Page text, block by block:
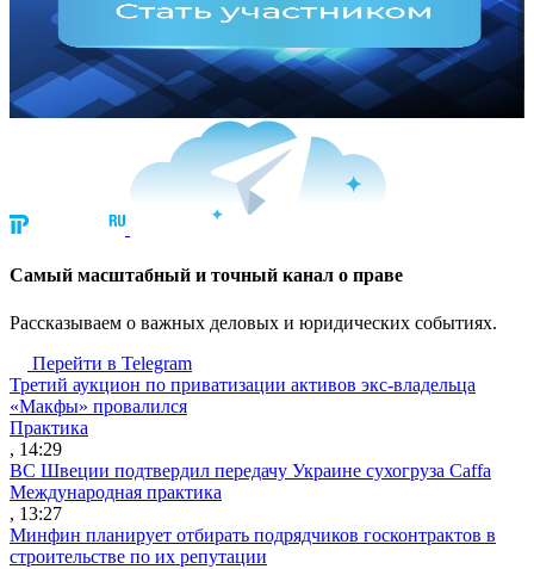
Cамый масштабный и точный канал о праве
Рассказываем о важных деловых и юридических событиях.
Перейти в Telegram
Третий аукцион по приватизации активов экс-владельца
«Макфы» провалился
Практика
, 14:29
ВС Швеции подтвердил передачу Украине сухогруза Caffa
Международная практика
, 13:27
Минфин планирует отбирать подрядчиков госконтрактов в
строительстве по их репутации